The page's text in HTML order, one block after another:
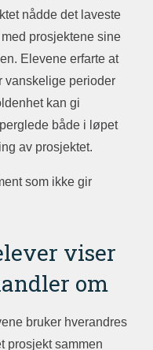
nådde det laveste
prosjektene sine
Elevene erfarte at
vanskelige perioder
kan gi
både i løpet
av prosjektet.
som ikke gir
viser
om
bruker hverandres
prosjekt sammen